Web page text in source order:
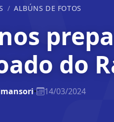
ALBÚNS DE FOTOS
do
• 14/03/2024